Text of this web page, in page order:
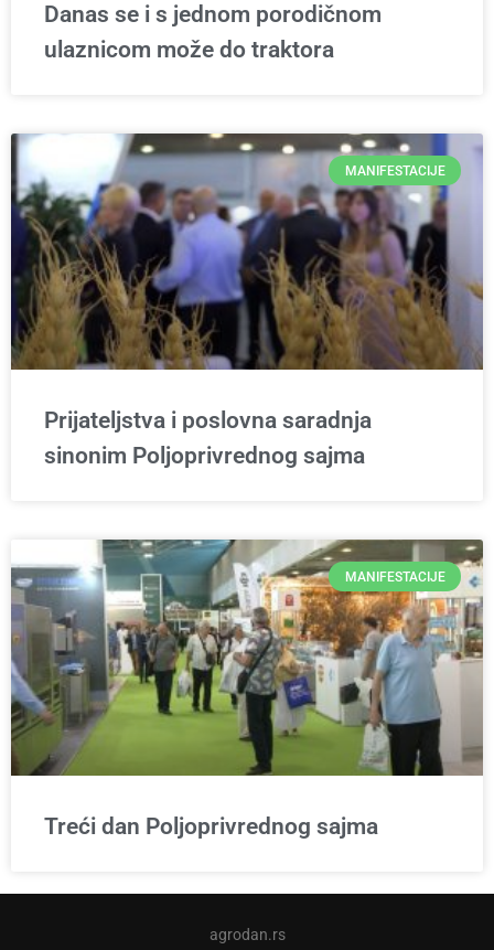
Danas se i s jednom porodičnom
ulaznicom može do traktora
MANIFESTACIJE
Prijateljstva i poslovna saradnja
sinonim Poljoprivrednog sajma
MANIFESTACIJE
Treći dan Poljoprivrednog sajma
agrodan.rs